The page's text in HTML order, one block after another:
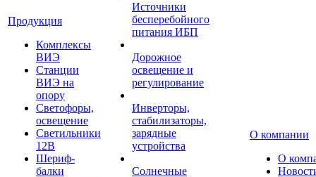
Продукция
Комплексы
ВИЭ
Станции
ВИЭ на
опору
Светофоры,
освещение
Светильники
12В
Шериф-
балки
Источники
бесперебойного
питания ИБП
Дорожное
освещение и
регулирование
Инверторы,
стабилизаторы,
зарядные
устройства
Солнечные
О компании
О